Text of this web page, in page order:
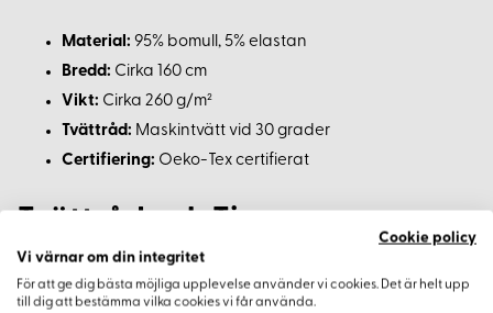
Material: 95% bomull, 5% elastan
Bredd: Cirka 160 cm
Vikt: Cirka 260 g/m²
Tvättråd: Maskintvätt vid 30 grader
Certifiering: Oeko-Tex certifierat
Tvättråd och Tips
Vi rekommenderar att du tvättar tyget innan du börjar
klippa för att undvika krympning och säkerställa att dina
Cookie policy
Vi värnar om din integritet
För att ge dig bästa möjliga upplevelse använder vi cookies. Det är helt upp
till dig att bestämma vilka cookies vi får använda.